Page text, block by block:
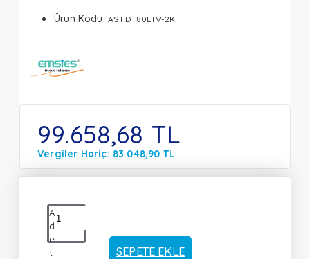
Ürün Kodu: AST.DT80LTV-2K
99.658,68 TL
Vergiler Hariç: 83.048,90 TL
A
d
e
t
SEPETE EKLE